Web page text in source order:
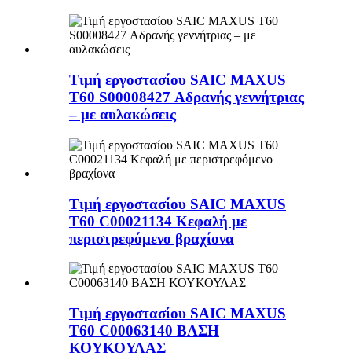
Τιμή εργοστασίου SAIC MAXUS
T60 S00008427 Αδρανής γεννήτριας
– με αυλακώσεις
Τιμή εργοστασίου SAIC MAXUS
T60 C00021134 Κεφαλή με
περιστρεφόμενο βραχίονα
Τιμή εργοστασίου SAIC MAXUS
T60 C00063140 ΒΑΣΗ
ΚΟΥΚΟΥΛΑΣ